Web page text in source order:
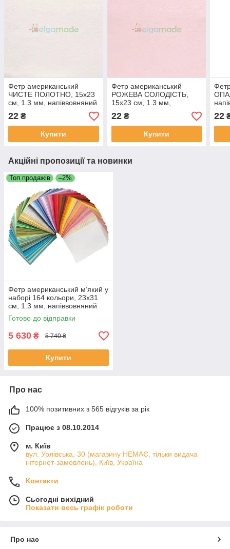
Фетр американський
ЧИСТЕ ПОЛОТНО, 15x23
см, 1.3 мм, напіввовняний
м'який
22 ₴
Купити
Фетр американський
РОЖЕВА СОЛОДІСТЬ,
15x23 см, 1.3 мм,
напіввовняний м'який
22₴
Купити
22
Акційні пропозиції та новинки
Топ продажів –2%
Фетр американський м’який у
наборі 164 кольори, 23х31
см, 1.3 мм, напіввовняний
Готово до відправки
5 630 ₴ 5 740 ₴
Купити
Про нас
100% позитивних з 565 відгуків за рік
Працює з 08.10.2014
м. Київ
вул. Урлівська, 30 (магазину НЕМАЄ, тільки видача
інтернет-замовлень), Київ, Україна
Контакти
Сьогодні вихідний
Показати весь графік роботи
Про нас